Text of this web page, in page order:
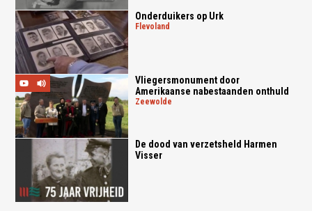
Onderduikers op Urk
flevoland
Vliegersmonument door
Amerikaanse nabestaanden onthuld
zeewolde
De dood van verzetsheld Harmen
Visser